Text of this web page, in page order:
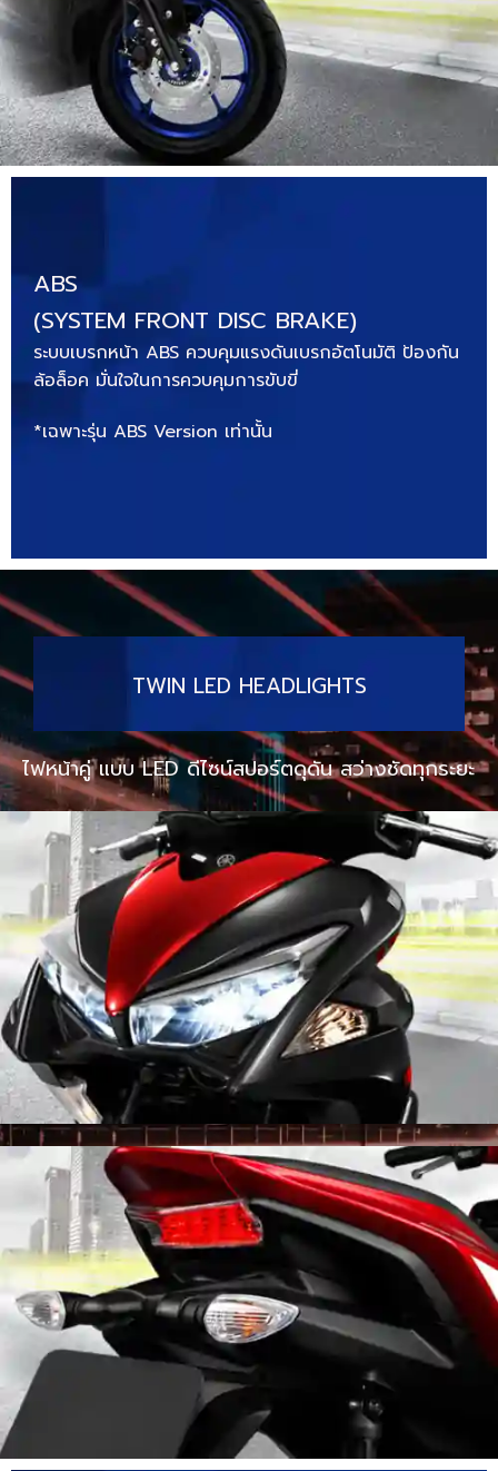
ABS
(SYSTEM FRONT DISC BRAKE)
ระบบเบรกหน้า ABS ควบคุมแรงดันเบรกอัตโนมัติ ป้องกัน
ล้อล็อค มั่นใจในการควบคุมการขับขี่
*เฉพาะรุ่น ABS Version เท่านั้น
TWIN LED HEADLIGHTS
ไฟหน้าคู่ แบบ LED ดีไซน์สปอร์ตดุดัน สว่างชัดทุกระยะ